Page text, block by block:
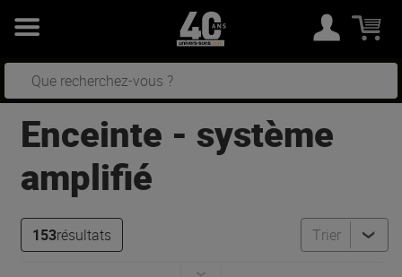
Enceinte - système
amplifié
153résultats Trier